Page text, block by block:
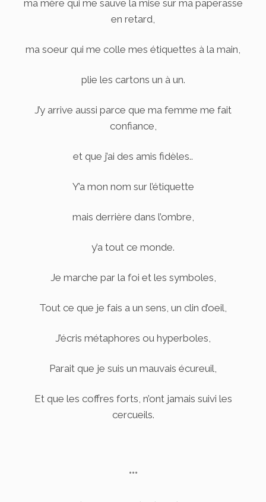
ma mère qui me sauve la mise sur ma paperasse
en retard,
ma soeur qui me colle mes étiquettes à la main,
plie les cartons un à un.
J’y arrive aussi parce que ma femme me fait
confiance,
et que j’ai des amis fidèles..
Y’a mon nom sur l’étiquette
mais derrière dans l’ombre,
y’a tout ce monde.
Je marche par la foi et les symboles,
Tout ce que je fais a un sens, un clin d’oeil,
J’écris métaphores ou hyperboles,
Parait que je suis un mauvais écureuil,
Et que les coffres forts, n’ont jamais suivi les
cercueils.
°°°